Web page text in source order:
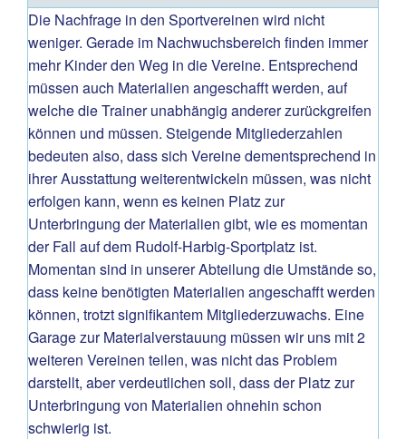
Die Nachfrage in den Sportvereinen wird nicht
weniger. Gerade im Nachwuchsbereich finden immer
mehr Kinder den Weg in die Vereine. Entsprechend
müssen auch Materialien angeschafft werden, auf
welche die Trainer unabhängig anderer zurückgreifen
können und müssen. Steigende Mitgliederzahlen
bedeuten also, dass sich Vereine dementsprechend in
ihrer Ausstattung weiterentwickeln müssen, was nicht
erfolgen kann, wenn es keinen Platz zur
Unterbringung der Materialien gibt, wie es momentan
der Fall auf dem Rudolf-Harbig-Sportplatz ist.
Momentan sind in unserer Abteilung die Umstände so,
dass keine benötigten Materialien angeschafft werden
können, trotzt signifikantem Mitgliederzuwachs. Eine
Garage zur Materialverstauung müssen wir uns mit 2
weiteren Vereinen teilen, was nicht das Problem
darstellt, aber verdeutlichen soll, dass der Platz zur
Unterbringung von Materialien ohnehin schon
schwierig ist.